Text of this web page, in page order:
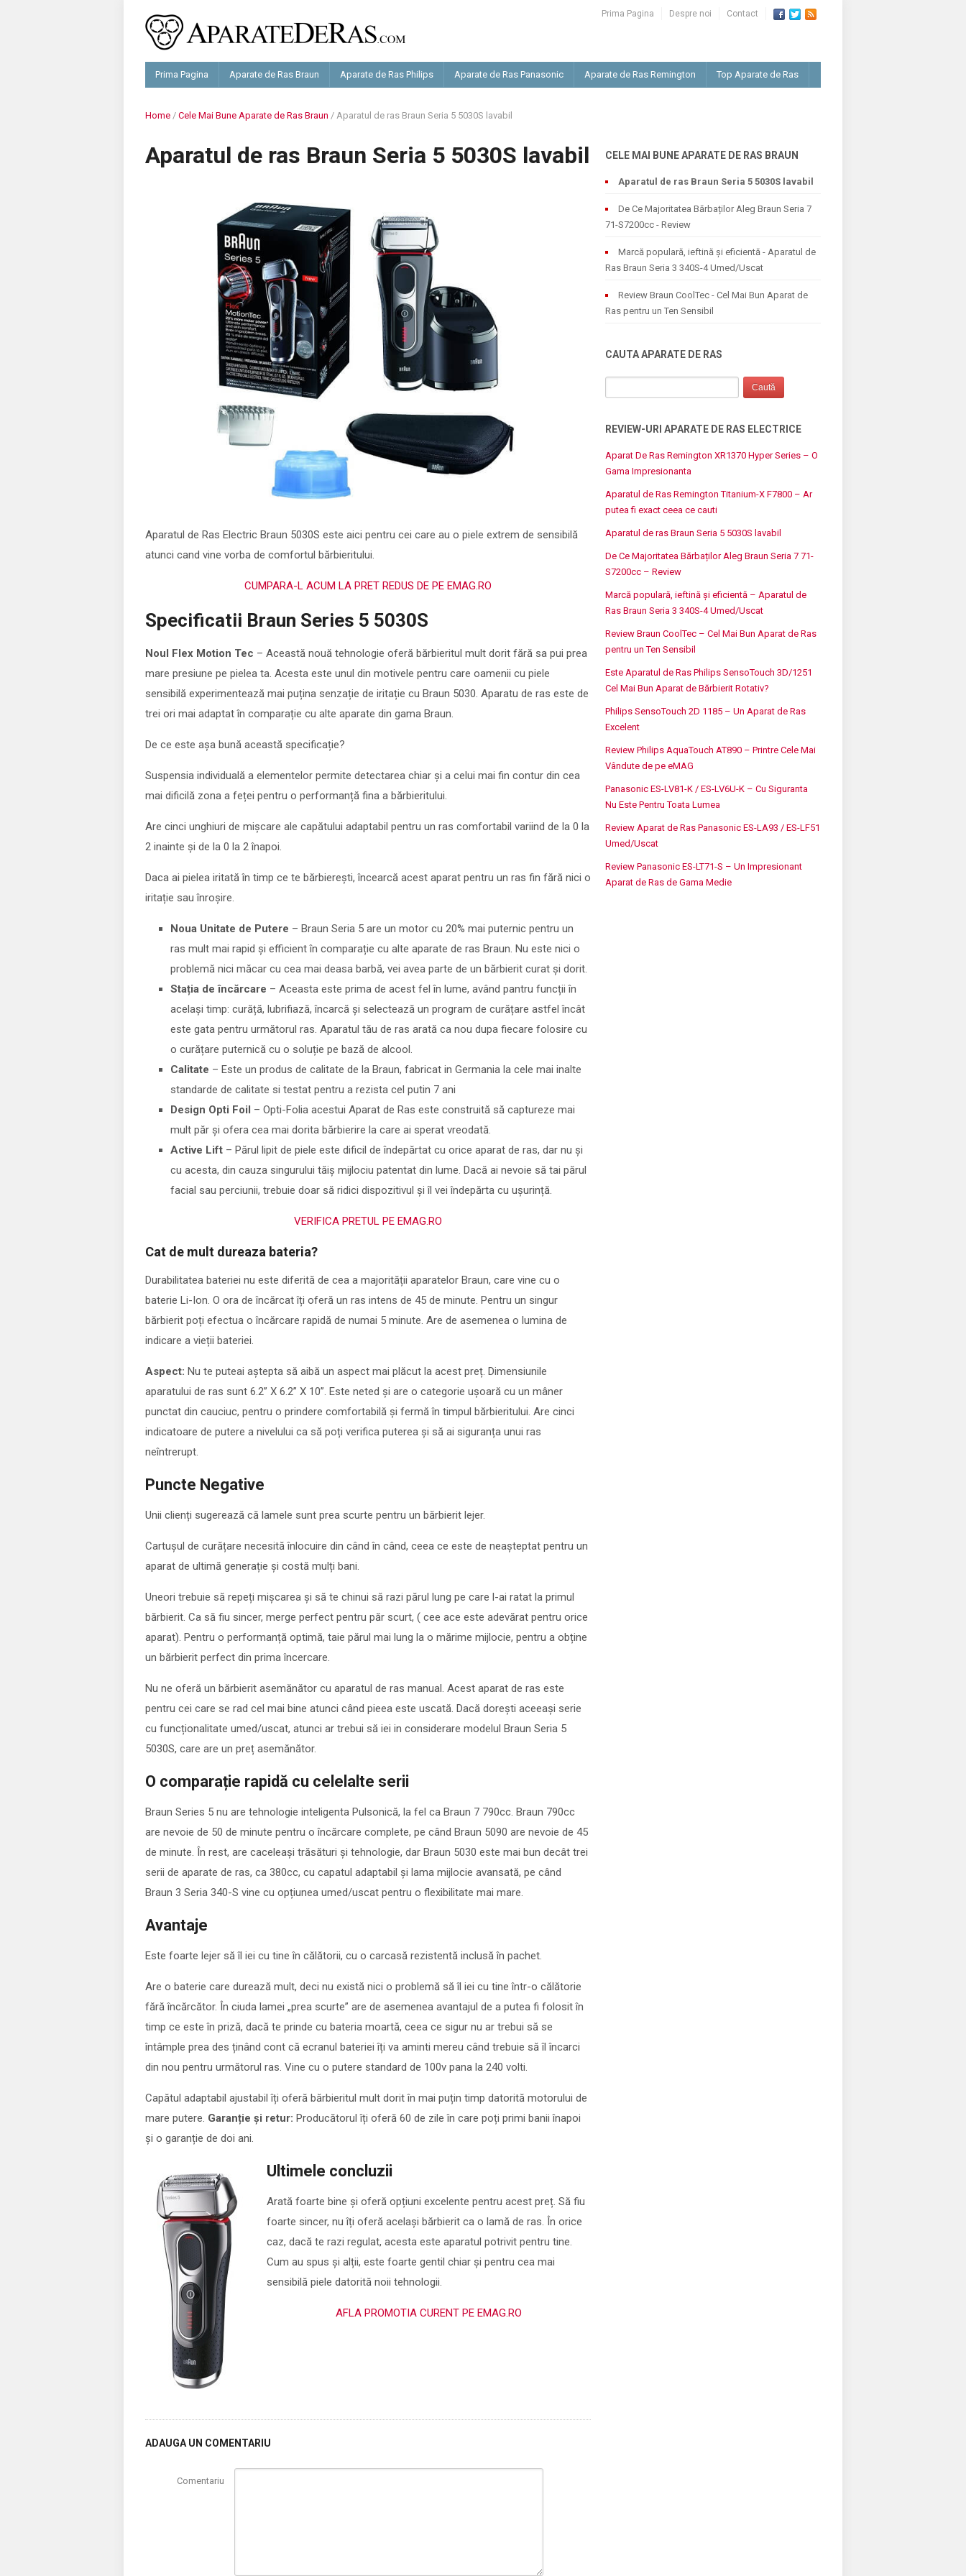
Prima Pagina Despre noi Contact
Prima Pagina Aparate de Ras Braun Aparate de Ras Philips Aparate de Ras Panasonic Aparate de Ras Remington Top Aparate de Ras
Home / Cele Mai Bune Aparate de Ras Braun / Aparatul de ras Braun Seria 5 5030S lavabil
Aparatul de ras Braun Seria 5 5030S lavabil
Aparatul de Ras Electric Braun 5030S este aici pentru cei care au o piele extrem de sensibilă
atunci cand vine vorba de comfortul bărbieritului.
CUMPARA-L ACUM LA PRET REDUS DE PE EMAG.RO
Specificatii Braun Series 5 5030S
Noul Flex Motion Tec – Această nouă tehnologie oferă bărbieritul mult dorit fără sa pui prea
mare presiune pe pielea ta. Acesta este unul din motivele pentru care oamenii cu piele
sensibilă experimentează mai puțina senzație de iritație cu Braun 5030. Aparatu de ras este de
trei ori mai adaptat în comparație cu alte aparate din gama Braun.
De ce este așa bună această specificație?
Suspensia individuală a elementelor permite detectarea chiar și a celui mai fin contur din cea
mai dificilă zona a feței pentru o performanță fina a bărbieritului.
Are cinci unghiuri de mișcare ale capătului adaptabil pentru un ras comfortabil variind de la 0 la
2 inainte și de la 0 la 2 înapoi.
Daca ai pielea iritată în timp ce te bărbierești, încearcă acest aparat pentru un ras fin fără nici o
iritație sau înroșire.
Noua Unitate de Putere – Braun Seria 5 are un motor cu 20% mai puternic pentru un
ras mult mai rapid și efficient în comparație cu alte aparate de ras Braun. Nu este nici o
problemă nici măcar cu cea mai deasa barbă, vei avea parte de un bărbierit curat și dorit.
Stația de încărcare – Aceasta este prima de acest fel în lume, având pantru funcții în
același timp: curăță, lubrifiază, încarcă și selectează un program de curățare astfel încât
este gata pentru următorul ras. Aparatul tău de ras arată ca nou dupa fiecare folosire cu
o curățare puternică cu o soluție pe bază de alcool.
Calitate – Este un produs de calitate de la Braun, fabricat in Germania la cele mai inalte
standarde de calitate si testat pentru a rezista cel putin 7 ani
Design Opti Foil – Opti-Folia acestui Aparat de Ras este construită să captureze mai
mult păr și ofera cea mai dorita bărbierire la care ai sperat vreodată.
Active Lift – Părul lipit de piele este dificil de îndepărtat cu orice aparat de ras, dar nu și
cu acesta, din cauza singurului tăiș mijlociu patentat din lume. Dacă ai nevoie să tai părul
facial sau perciunii, trebuie doar să ridici dispozitivul și îl vei îndepărta cu ușurință.
VERIFICA PRETUL PE EMAG.RO
Cat de mult dureaza bateria?
Durabilitatea bateriei nu este diferită de cea a majorității aparatelor Braun, care vine cu o
baterie Li-Ion. O ora de încărcat îți oferă un ras intens de 45 de minute. Pentru un singur
bărbierit poți efectua o încărcare rapidă de numai 5 minute. Are de asemenea o lumina de
indicare a vieții bateriei.
Aspect: Nu te puteai aștepta să aibă un aspect mai plăcut la acest preț. Dimensiunile
aparatului de ras sunt 6.2” X 6.2” X 10”. Este neted și are o categorie ușoară cu un mâner
punctat din cauciuc, pentru o prindere comfortabilă și fermă în timpul bărbieritului. Are cinci
indicatoare de putere a nivelului ca să poți verifica puterea și să ai siguranța unui ras
neîntrerupt.
Puncte Negative
Unii clienți sugerează că lamele sunt prea scurte pentru un bărbierit lejer.
Cartușul de curățare necesită înlocuire din când în când, ceea ce este de neașteptat pentru un
aparat de ultimă generație și costă mulți bani.
Uneori trebuie să repeți mișcarea și să te chinui să razi părul lung pe care l-ai ratat la primul
bărbierit. Ca să fiu sincer, merge perfect pentru păr scurt, ( cee ace este adevărat pentru orice
aparat). Pentru o performanță optimă, taie părul mai lung la o mărime mijlocie, pentru a obține
un bărbierit perfect din prima încercare.
Nu ne oferă un bărbierit asemănător cu aparatul de ras manual. Acest aparat de ras este
pentru cei care se rad cel mai bine atunci când pieea este uscată. Dacă dorești aceeași serie
cu funcționalitate umed/uscat, atunci ar trebui să iei in considerare modelul Braun Seria 5
5030S, care are un preț asemănător.
O comparație rapidă cu celelalte serii
Braun Series 5 nu are tehnologie inteligenta Pulsonică, la fel ca Braun 7 790cc. Braun 790cc
are nevoie de 50 de minute pentru o încărcare complete, pe când Braun 5090 are nevoie de 45
de minute. În rest, are caceleași trăsături și tehnologie, dar Braun 5030 este mai bun decât trei
serii de aparate de ras, ca 380cc, cu capatul adaptabil și lama mijlocie avansată, pe când
Braun 3 Seria 340-S vine cu opțiunea umed/uscat pentru o flexibilitate mai mare.
Avantaje
Este foarte lejer să îl iei cu tine în călătorii, cu o carcasă rezistentă inclusă în pachet.
Are o baterie care durează mult, deci nu există nici o problemă să îl iei cu tine într-o călătorie
fără încărcător. În ciuda lamei „prea scurte” are de asemenea avantajul de a putea fi folosit în
timp ce este în priză, dacă te prinde cu bateria moartă, ceea ce sigur nu ar trebui să se
întâmple prea des ținând cont că ecranul bateriei îți va aminti mereu când trebuie să îl încarci
din nou pentru următorul ras. Vine cu o putere standard de 100v pana la 240 volti.
Capătul adaptabil ajustabil îți oferă bărbieritul mult dorit în mai puțin timp datorită motorului de
mare putere. Garanție și retur: Producătorul îți oferă 60 de zile în care poți primi banii înapoi
și o garanție de doi ani.
Ultimele concluzii
Arată foarte bine și oferă opțiuni excelente pentru acest preț. Să fiu
foarte sincer, nu îți oferă același bărbierit ca o lamă de ras. În orice
caz, dacă te razi regulat, acesta este aparatul potrivit pentru tine.
Cum au spus și alții, este foarte gentil chiar și pentru cea mai
sensibilă piele datorită noii tehnologii.
AFLA PROMOTIA CURENT PE EMAG.RO
ADAUGA UN COMENTARIU
Comentariu
CELE MAI BUNE APARATE DE RAS BRAUN
Aparatul de ras Braun Seria 5 5030S lavabil
De Ce Majoritatea Bărbaților Aleg Braun Seria 7
71-S7200cc - Review
Marcă populară, ieftină și eficientă - Aparatul de
Ras Braun Seria 3 340S-4 Umed/Uscat
Review Braun CoolTec - Cel Mai Bun Aparat de
Ras pentru un Ten Sensibil
CAUTA APARATE DE RAS
REVIEW-URI APARATE DE RAS ELECTRICE
Aparat De Ras Remington XR1370 Hyper Series – O
Gama Impresionanta
Aparatul de Ras Remington Titanium-X F7800 – Ar
putea fi exact ceea ce cauti
Aparatul de ras Braun Seria 5 5030S lavabil
De Ce Majoritatea Bărbaților Aleg Braun Seria 7 71-
S7200cc – Review
Marcă populară, ieftină și eficientă – Aparatul de
Ras Braun Seria 3 340S-4 Umed/Uscat
Review Braun CoolTec – Cel Mai Bun Aparat de Ras
pentru un Ten Sensibil
Este Aparatul de Ras Philips SensoTouch 3D/1251
Cel Mai Bun Aparat de Bărbierit Rotativ?
Philips SensoTouch 2D 1185 – Un Aparat de Ras
Excelent
Review Philips AquaTouch AT890 – Printre Cele Mai
Vândute de pe eMAG
Panasonic ES-LV81-K / ES-LV6U-K – Cu Siguranta
Nu Este Pentru Toata Lumea
Review Aparat de Ras Panasonic ES-LA93 / ES-LF51
Umed/Uscat
Review Panasonic ES-LT71-S – Un Impresionant
Aparat de Ras de Gama Medie